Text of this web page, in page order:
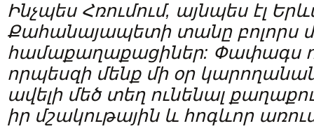
Ինչպես Հռումում, այնպես էլ
Քահանայապետի տանը բոլորս
համաքաղաքացիներ: Փափագս
որպեսզի մենք մի օր
ավելի մեծ տեղ ունենալ
իր մշակութային և հոգևոր